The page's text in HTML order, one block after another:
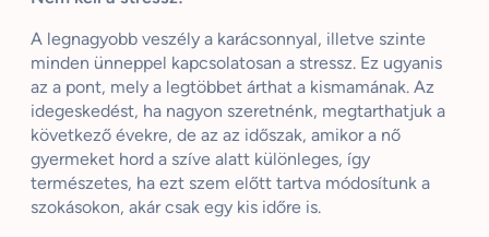
A legnagyobb veszély a karácsonnyal, illetve szinte
minden ünneppel kapcsolatosan a stressz. Ez ugyanis
az a pont, mely a legtöbbet árthat a kismamának. Az
idegeskedést, ha nagyon szeretnénk, megtarthatjuk a
következő évekre, de az az időszak, amikor a nő
gyermeket hord a szíve alatt különleges, így
természetes, ha ezt szem előtt tartva módosítunk a
szokásokon, akár csak egy kis időre is.